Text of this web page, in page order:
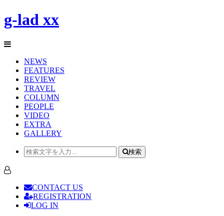
g-lad xx
NEWS
FEATURES
REVIEW
TRAVEL
COLUMN
PEOPLE
VIDEO
EXTRA
GALLERY
検索
CONTACT US
REGISTRATION
LOG IN